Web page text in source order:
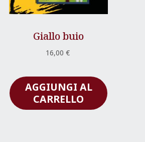
Giallo buio
16,00€
AGGIUNGI AL
CARRELLO